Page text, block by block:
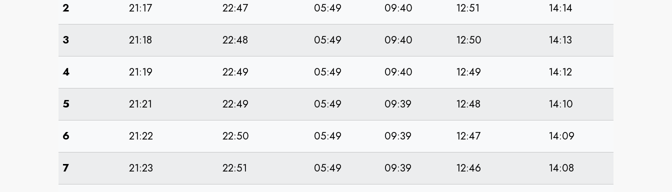
2 21:17 22:47 05:49 09:40 12:51 14:14
3 21:18 22:48 05:49 09:40 12:50 14:13
4 21:19 22:49 05:49 09:40 12:49 14:12
5 21:21 22:49 05:49 09:39 12:48 14:10
6 21:22 22:50 05:49 09:39 12:47 14:09
7 21:23 22:51 05:49 09:39 12:46 14:08